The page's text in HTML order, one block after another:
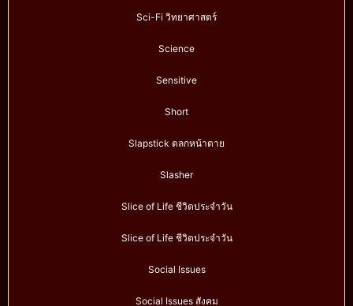
Sci-Fi วิทยาศาสตร์
Science
Sensitive
Short
Slapstick ตลกหน้าตาย
Slasher
Slice of Life ชีวิตประจำวัน
Slice of Life ชีวิตประจำวัน
Social Issues
Social Issues สังคม